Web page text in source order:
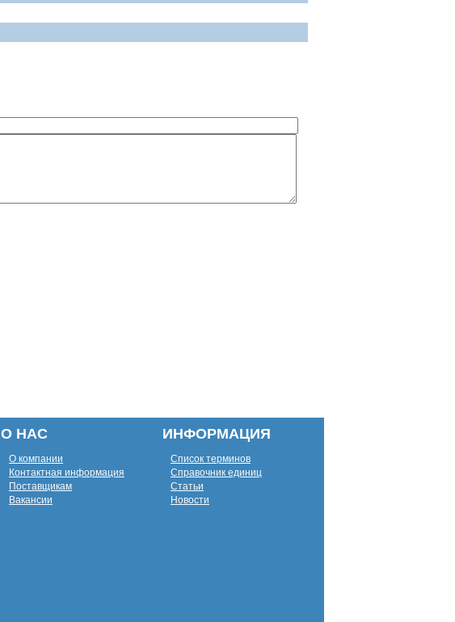
О НАС
О компании
Контактная информация
Поставщикам
Вакансии
ИНФОРМАЦИЯ
Список терминов
Справочник единиц
Статьи
Новости